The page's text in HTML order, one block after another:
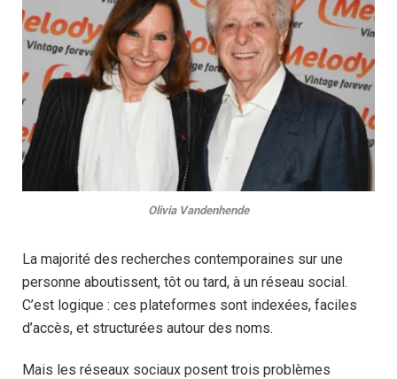
Olivia Vandenhende
La majorité des recherches contemporaines sur une
personne aboutissent, tôt ou tard, à un réseau social.
C’est logique : ces plateformes sont indexées, faciles
d’accès, et structurées autour des noms.
Mais les réseaux sociaux posent trois problèmes